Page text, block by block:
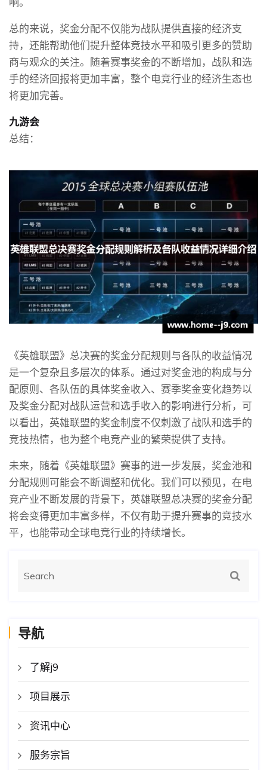
总的来说，奖金分配不仅能为战队提供直接的经济支
持，还能帮助他们提升整体竞技水平和吸引更多的赞助
商与观众的关注。随着赛事奖金的不断增加，战队和选
手的经济回报将更加丰富，整个电竞行业的经济生态也
将更加完善。
九游会
总结：
《英雄联盟》总决赛的奖金分配规则与各队的收益情况
是一个复杂且多层次的体系。通过对奖金池的构成与分
配原则、各队伍的具体奖金收入、赛季奖金变化趋势以
及奖金分配对战队运营和选手收入的影响进行分析，可
以看出，英雄联盟的奖金制度不仅刺激了战队和选手的
竞技热情，也为整个电竞产业的繁荣提供了支持。
未来，随着《英雄联盟》赛事的进一步发展，奖金池和
分配规则可能会不断调整和优化。我们可以预见，在电
竞产业不断发展的背景下，英雄联盟总决赛的奖金分配
将会变得更加丰富多样，不仅有助于提升赛事的竞技水
平，也能带动全球电竞行业的持续增长。
导航
了解j9
项目展示
资讯中心
服务宗旨